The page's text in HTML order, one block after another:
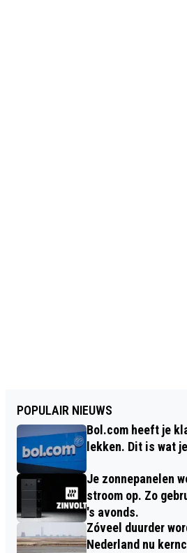
POPULAIR NIEUWS
Bol.com heeft je
lekken. Dit is wat
Je zonnepanelen
stroom op. Zo
's avonds.
Zóveel duurder
Nederland nu